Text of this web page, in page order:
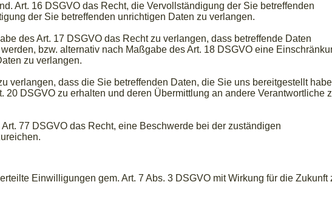
Art. 16 DSGVO das Recht, die Vervollständigung der Sie betreffenden
der Sie betreffenden unrichtigen Daten zu verlangen.
des Art. 17 DSGVO das Recht zu verlangen, dass betreffende Daten
bzw. alternativ nach Maßgabe des Art. 18 DSGVO eine
zu verlangen.
verlangen, dass die Sie betreffenden Daten, die Sie uns bereitgestellt
20 DSGVO zu erhalten und deren Übermittlung an andere Verantwortliche
77 DSGVO das Recht, eine Beschwerde bei der zuständigen
Einwilligungen gem. Art. 7 Abs. 3 DSGVO mit Wirkung für die Zukunft